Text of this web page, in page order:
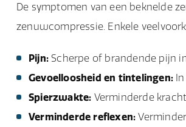
De symptomen van een beknelde
zenuwcompressie. Enkele
Pijn: Scherpe of brandende pijn
Gevoelloosheid en tintelingen:
Spierzwakte: Verminderde
Verminderde reflexen: